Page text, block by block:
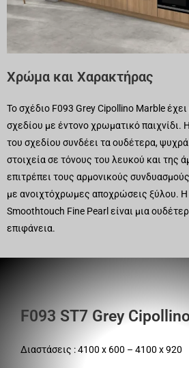
Χρώμα και Χαρακτήρας
Το σχέδιο F093 Grey Cipollino Marble
σχεδίου με έντονο χρωματικό παιχνίδι.
του σχεδίου συνδέει τα ουδέτερα,
στοιχεία σε τόνους του λευκού και της
επιτρέπει τους αρμονικούς
με ανοιχτόχρωμες αποχρώσεις ξύλου. Η
Smoothtouch Fine Pearl είναι μια
επιφάνεια.
F093 ST7 Grey
Διαστάσεις : 4100 x 600 – 4100 x 920